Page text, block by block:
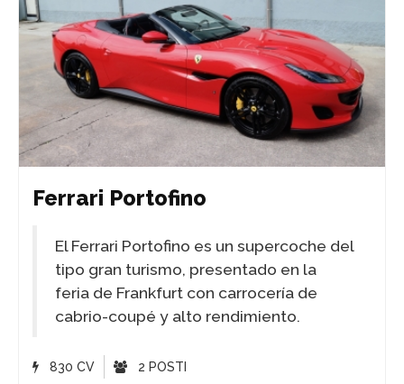
Ferrari Portofino
El Ferrari Portofino es un supercoche del
tipo gran turismo, presentado en la
feria de Frankfurt con carrocería de
cabrio-coupé y alto rendimiento.
830 CV 2 POSTI